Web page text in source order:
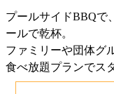
プールサイドBBQで
ールで乾杯。
ファミリーや団体グ
食べ放題プランでス